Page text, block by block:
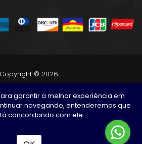
Copyright © 2026
NECAP
08.915.249/0001-39
garantir a melhor experiência em
navegando, entenderemos que
concordando com ele.